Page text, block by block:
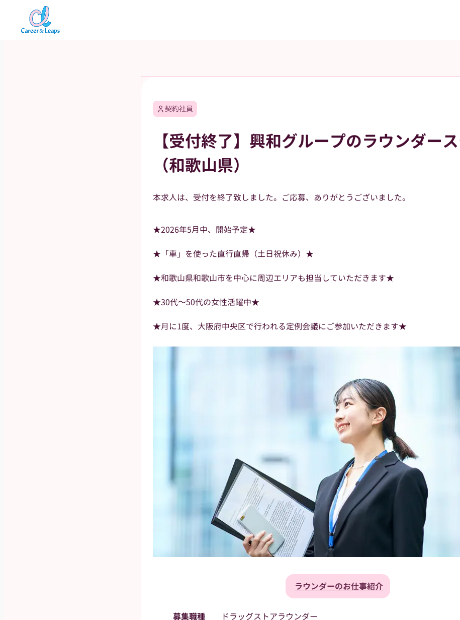
契約社員
【受付終了】興和グループのラウンダー
（和歌山県）
本求人は、受付を終了致しました。ご応募、ありがとうございました。
★2026年5月中、開始予定★
★「車」を使った直行直帰（土日祝休み）★
★和歌山県和歌山市を中心に周辺エリアも担当していただきます★
★30代～50代の女性活躍中★
★月に1度、大阪府中央区で行われる定例会議にご参加いただきます★
ラウンダーのお仕事紹介
募集職種 ドラッグストアラウンダー